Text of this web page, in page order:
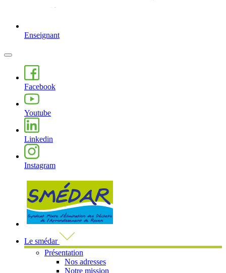
Enseignant
MENU
PRINCIPAL
Facebook
Youtube
Linkedin
Instagram
Le smédar
Présentation
Nos adresses
Notre mission